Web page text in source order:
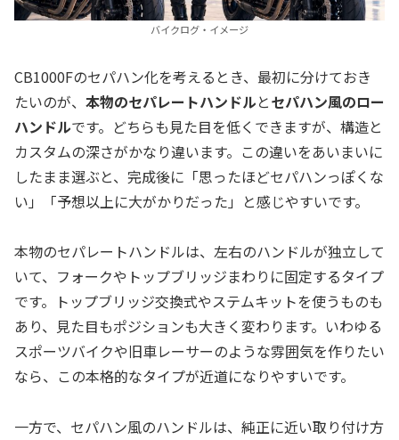
バイクログ・イメージ
CB1000Fのセパハン化を考えるとき、最初に分けておき
たいのが、 本物のセパレートハンドルとセパハン風のロー
ハンドルです。どちらも見た目を低くできますが、構造と
カスタムの深さがかなり違います。この違いをあいまいに
したまま選ぶと、完成後に「思ったほどセパハンっぽくな
い」「予想以上に大がかりだった」と感じやすいです。
本物のセパレートハンドルは、左右のハンドルが独立して
いて、フォークやトップブリッジまわりに固定するタイプ
です。トップブリッジ交換式やステムキットを使うものも
あり、見た目もポジションも大きく変わります。いわゆる
スポーツバイクや旧車レーサーのような雰囲気を作りたい
なら、この本格的なタイプが近道になりやすいです。
一方で、セパハン風のハンドルは、純正に近い取り付け方